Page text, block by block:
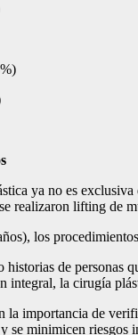
ya no es
realizaron lifting de
los
de personas
integral, la cirugía
importancia de
se minimicen riesgos